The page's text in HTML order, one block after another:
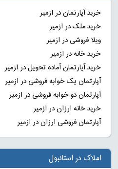
خرید آپارتمان در ازمیر
خرید ملک در ازمیر
ویلا فروشی در ازمیر
خرید خانه در ازمیر
خرید آپارتمان آماده تحویل در ازمیر
آپارتمان یک خوابه فروشی در ازمیر
آپارتمان دو خوابه فروشی در ازمیر
خرید خانه ارزان در ازمیر
آپارتمان فروشی ارزان در ازمیر
املاک در استانبول